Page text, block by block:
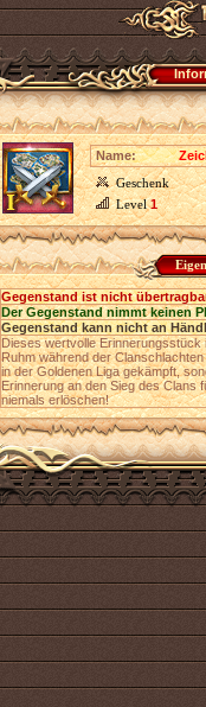
Name:
Geschenk
Level1
Gegenstand ist nicht
Der Gegenstand nimmt keinen
Gegenstand kann nicht an
Dieses wertvolle
Ruhm während der
in der Goldenen Liga gekämpft,
Erinnerung an den Sieg des Clans
niemals erlöschen!